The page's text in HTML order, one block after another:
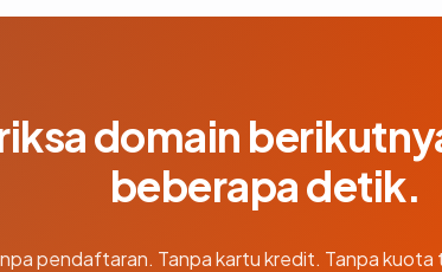
domain
beberapa detik.
pendaftaran. Tanpa kartu kredit. Tanpa kuota